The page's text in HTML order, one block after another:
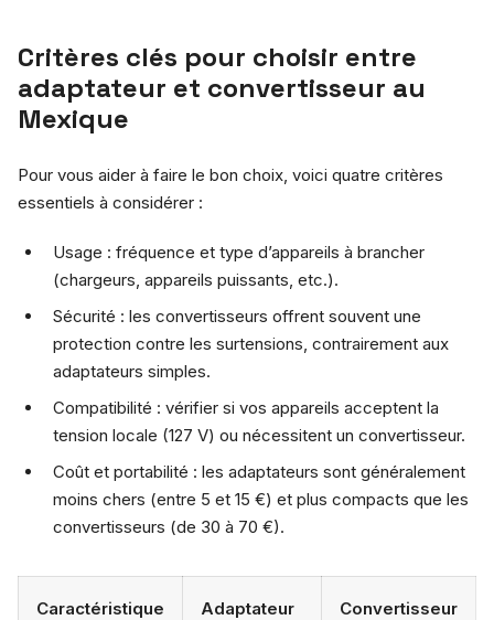
Critères clés pour choisir entre
adaptateur et convertisseur au
Mexique
Pour vous aider à faire le bon choix, voici quatre critères
essentiels à considérer :
Usage : fréquence et type d’appareils à brancher
(chargeurs, appareils puissants, etc.).
Sécurité : les convertisseurs offrent souvent une
protection contre les surtensions, contrairement aux
adaptateurs simples.
Compatibilité : vérifier si vos appareils acceptent la
tension locale (127 V) ou nécessitent un convertisseur.
Coût et portabilité : les adaptateurs sont généralement
moins chers (entre 5 et 15 €) et plus compacts que les
convertisseurs (de 30 à 70 €).
Caractéristique Adaptateur Convertisseur